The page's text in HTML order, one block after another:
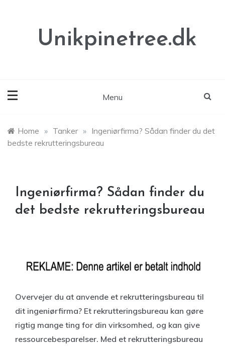
Unikpinetree.dk
Menu
Home » Tanker » Ingeniørfirma? Sådan finder du det
bedste rekrutteringsbureau
Ingeniørfirma? Sådan finder du
det bedste rekrutteringsbureau
Overvejer du at anvende et rekrutteringsbureau til
dit ingeniørfirma? Et rekrutteringsbureau kan gøre
rigtig mange ting for din virksomhed, og kan give
ressourcebesparelser. Med et rekrutteringsbureau